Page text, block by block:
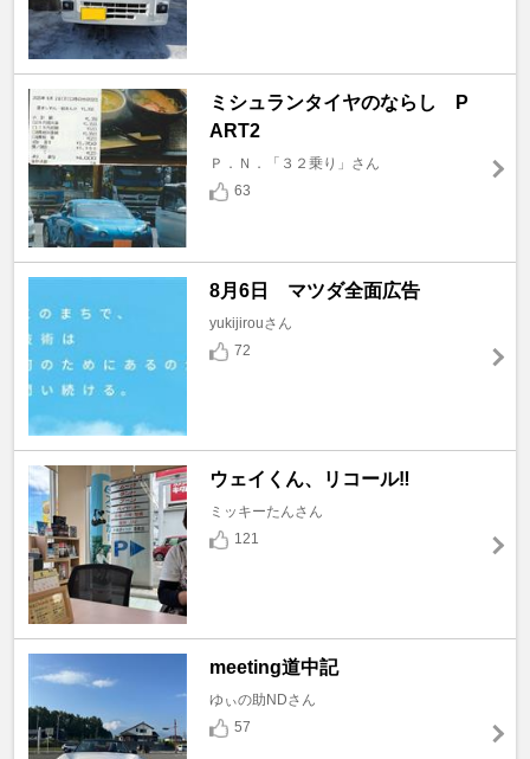
ミシュランタイヤのならし P
ART2
Ｐ．Ｎ．「３２乗り」さん
63
8月6日 マツダ全面広告
yukijirouさん
72
ウェイくん、リコール‼️
ミッキーたんさん
121
meeting道中記
ゆぃの助NDさん
57